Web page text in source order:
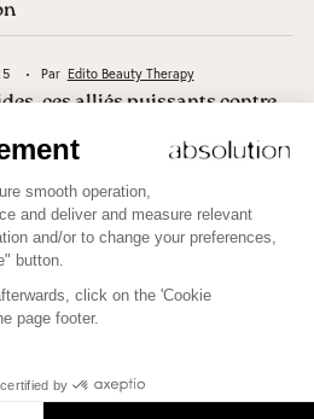
Par Edito Beauty Therapy
ces alliés puissants contre
du temps
mettre plus de Beauté dans votre
vous ici !
JE M'INSCRIS